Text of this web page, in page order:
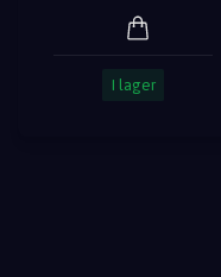
I lager